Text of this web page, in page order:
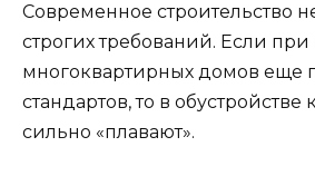
Современное строительство
строгих требований. Если
многоквартирных домов еще
стандартов, то в
сильно «плавают».